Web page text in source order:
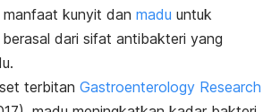
kunyit dan madu untuk
dari sifat antibakteri yang
terbitan Gastroenterology Research